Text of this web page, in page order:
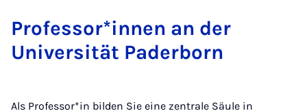
Professor*innen an der
Universität Paderborn
Als Professor*in bilden Sie eine zentrale Säule in